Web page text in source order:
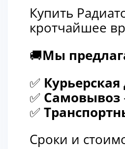
Купить
кротчайшее
🚚Мы
✅ Курьерская
✅ Самовывоз
✅
Сроки и